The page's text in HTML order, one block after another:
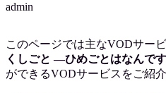
admin
このページでは主なVODサービ
くしごと ―ひめごとはなんで
ができるVODサービスをご紹介